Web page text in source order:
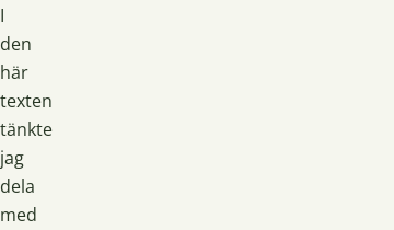
I
den
här
texten
tänkte
jag
dela
med